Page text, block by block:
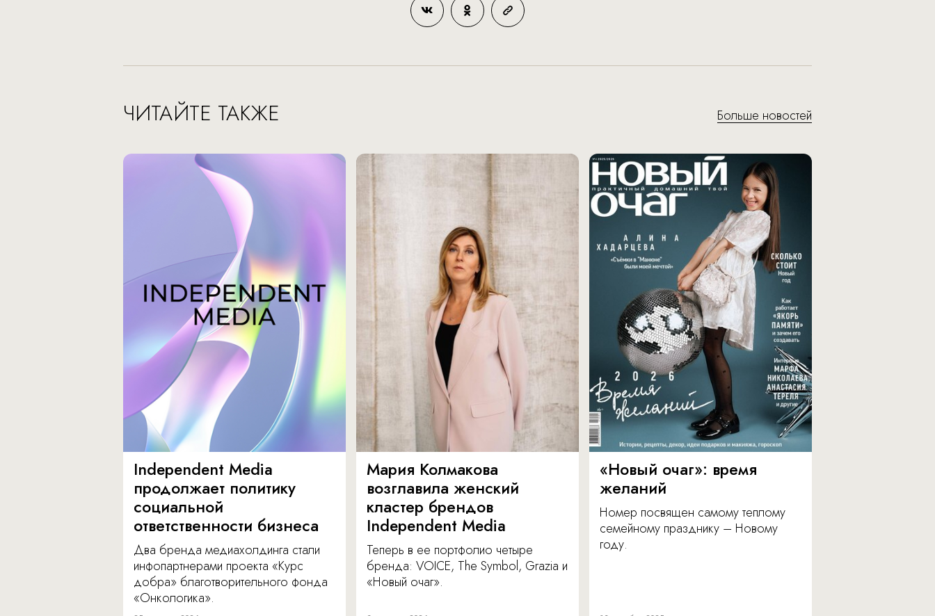
ЧИТАЙТЕ ТАКЖЕ Больше новостей
Independent Media
продолжает политику
социальной
ответственности бизнеса
Два бренда медиахолдинга стали
инфопартнерами проекта «Курс
добра» благотворительного фонда
«Онкологика».
Мария Колмакова
возглавила женский
кластер брендов
Independent Media
Теперь в ее портфолио четыре
бренда: VOICE, The Symbol, Grazia и
«Новый очаг».
«Новый очаг»: время
желаний
Номер посвящен самому теплому
семейному празднику – Новому
году.